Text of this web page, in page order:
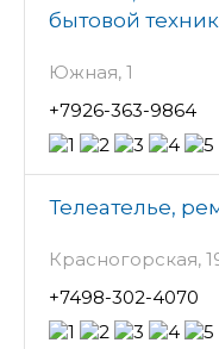
бытовой
Южная, 1
+7926-363-9864
Телеателье,
Красногорская,
+7498-302-4070